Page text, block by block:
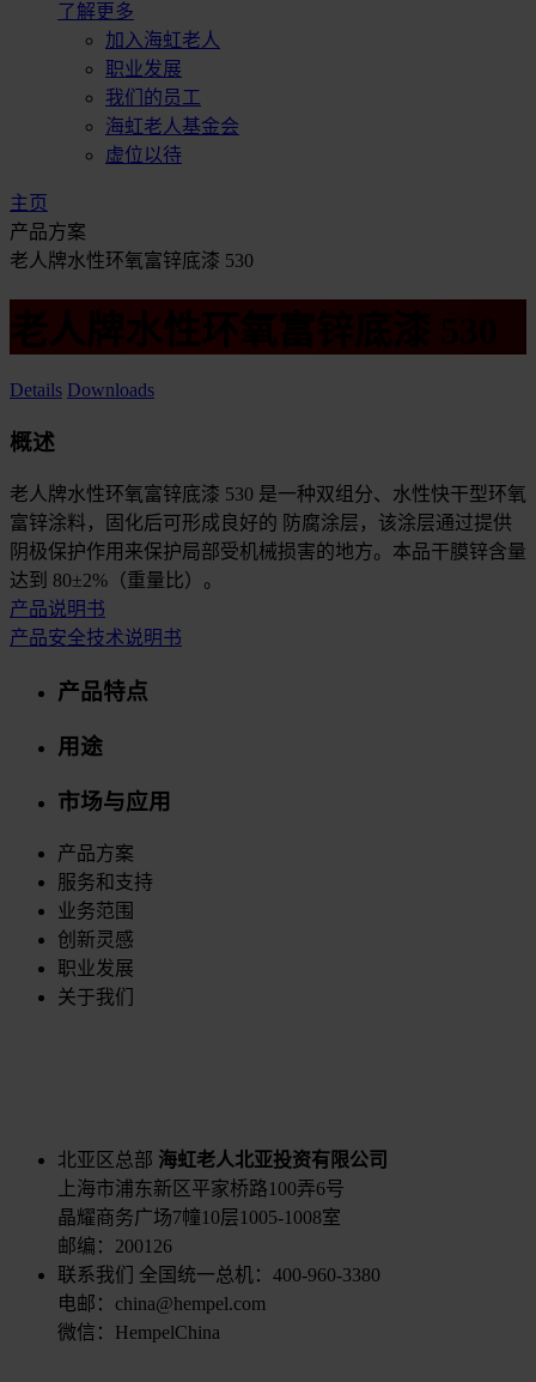
了解更多
加入海虹老人
职业发展
我们的员工
海虹老人基金会
虚位以待
主页
产品方案
老人牌水性环氧富锌底漆 530
老人牌水性环氧富锌底漆 530
Details Downloads
概述
老人牌水性环氧富锌底漆 530 是一种双组分、水性快干型环氧
富锌涂料，固化后可形成良好的 防腐涂层，该涂层通过提供
阴极保护作用来保护局部受机械损害的地方。本品干膜锌含量
达到 80±2%（重量比）。
产品说明书
产品安全技术说明书
产品特点
用途
市场与应用
产品方案
服务和支持
业务范围
创新灵感
职业发展
关于我们
北亚区总部 海虹老人北亚投资有限公司
上海市浦东新区平家桥路100弄6号
晶耀商务广场7幢10层1005-1008室
邮编：200126
联系我们
全国统一总机：400-960-3380
电邮：china@hempel.com
微信：HempelChina